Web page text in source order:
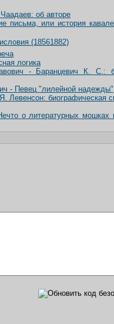
об авторе
письма, или история
(18561882)
логика
- Баранцевич К. С.:
- Певец "лилейной надежды"
Левенсон: биографическая
о литературных мошках